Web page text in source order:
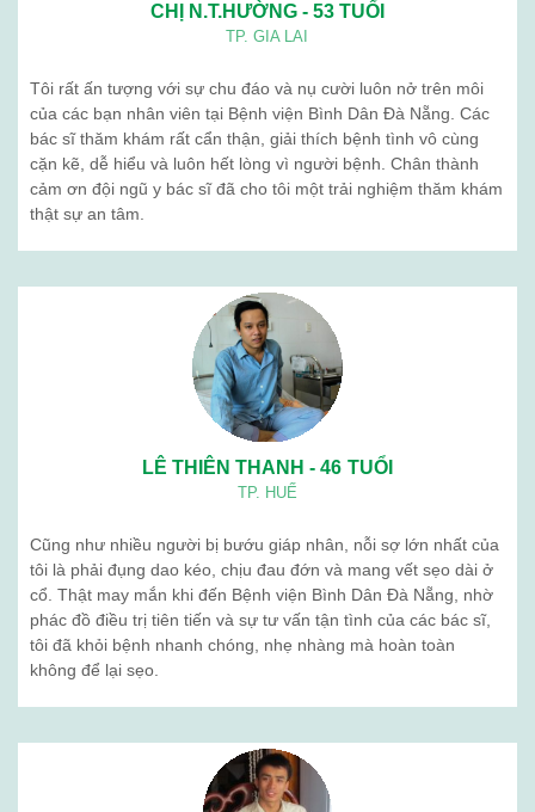
CHỊ N.T.HƯỜNG - 53 TUỔI
TP. GIA LAI
Tôi rất ấn tượng với sự chu đáo và nụ cười luôn nở trên môi
của các bạn nhân viên tại Bệnh viện Bình Dân Đà Nẵng. Các
bác sĩ thăm khám rất cẩn thận, giải thích bệnh tình vô cùng
cặn kẽ, dễ hiểu và luôn hết lòng vì người bệnh. Chân thành
cảm ơn đội ngũ y bác sĩ đã cho tôi một trải nghiệm thăm khám
thật sự an tâm.
LÊ THIÊN THANH - 46 TUỔI
TP. HUẾ
Cũng như nhiều người bị bướu giáp nhân, nỗi sợ lớn nhất của
tôi là phải đụng dao kéo, chịu đau đớn và mang vết sẹo dài ở
cổ. Thật may mắn khi đến Bệnh viện Bình Dân Đà Nẵng, nhờ
phác đồ điều trị tiên tiến và sự tư vấn tận tình của các bác sĩ,
tôi đã khỏi bệnh nhanh chóng, nhẹ nhàng mà hoàn toàn
không để lại sẹo.